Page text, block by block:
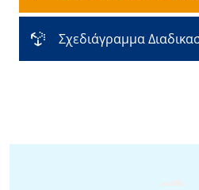
Σχεδιάγραμμα